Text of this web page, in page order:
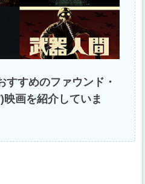
すすめのファウンド・
映画を紹介していま